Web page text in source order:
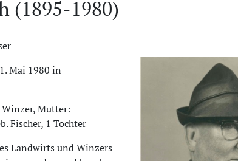
(1895-1980)
Mai 1980 in
Mutter:
Fischer, 1 Tochter
Landwirts und Winzers